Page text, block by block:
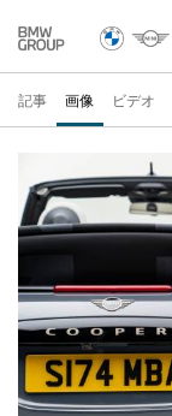
記事 画像 ビデオ